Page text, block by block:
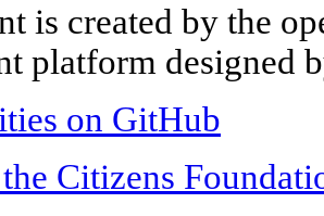
is created by the
platform designed
on GitHub
Citizens